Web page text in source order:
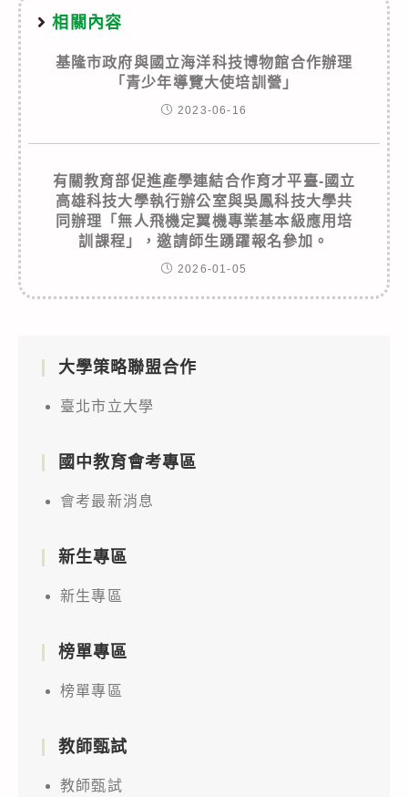
相關內容
基隆市政府與國立海洋科技博物館合作辦理
「青少年導覽大使培訓營」
2023-06-16
有關教育部促進產學連結合作育才平臺-國立
高雄科技大學執行辦公室與吳鳳科技大學共
同辦理「無人飛機定翼機專業基本級應用培
訓課程」，邀請師生踴躍報名參加。
2026-01-05
大學策略聯盟合作
臺北市立大學
國中教育會考專區
會考最新消息
新生專區
新生專區
榜單專區
榜單專區
教師甄試
教師甄試